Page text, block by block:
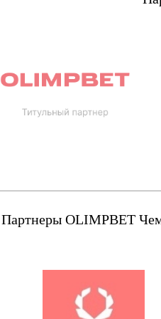
Партнеры OLIMPBET